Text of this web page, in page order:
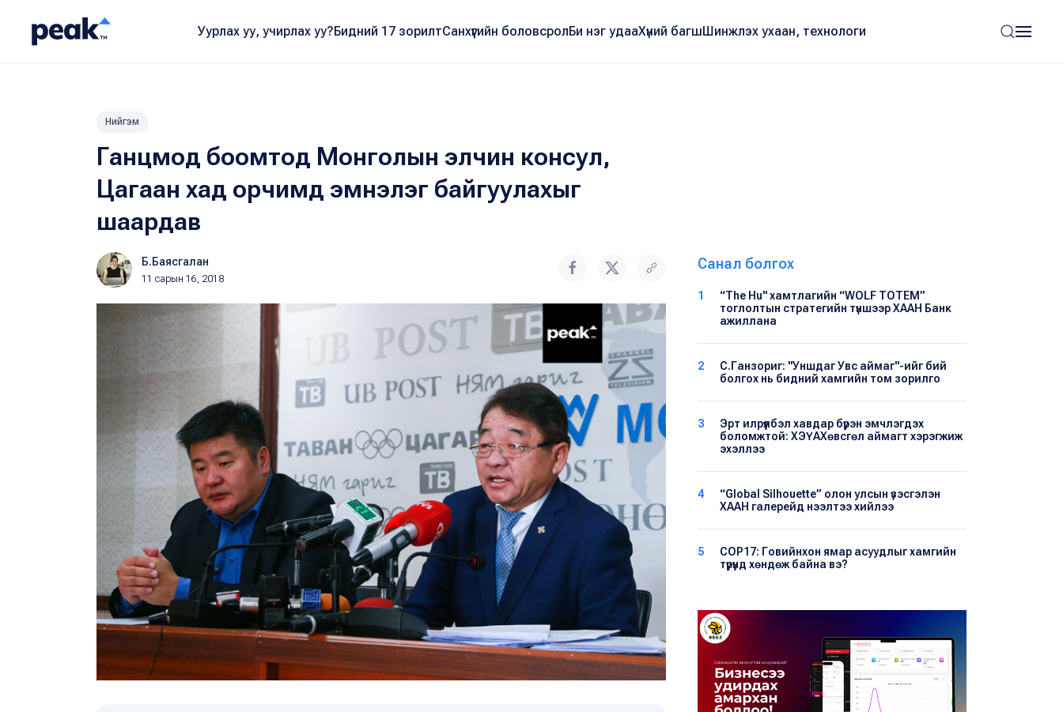
Уурлах уу, учирлах уу?Бидний 17 зорилтСанхүүгийн боловсролБи нэг удааХүний багшШинжлэх ухаан, технологи
Нийгэм
Ганцмод боомтод Монголын элчин консул,
Цагаан хад орчимд эмнэлэг байгуулахыг
шаардав
Б.Баясгалан
11 сарын 16, 2018
Санал болгох
1
“The Hu" хамтлагийн “WOLF TOTEM”
тоглолтын стратегийн түншээр ХААН Банк
ажиллана
2
С.Ганзориг: "Уншдаг Увс аймаг"-ийг бий
болгох нь бидний хамгийн том зорилго
3
Эрт илрүүлбэл хавдар бүрэн эмчлэгдэх
боломжтой: ХЭҮА​Хөвсгөл аймагт хэрэгжиж
эхэллээ
4
“Global Silhouette” олон улсын үзэсгэлэн
ХААН галерейд нээлтээ хийлээ
5
COP17: Говийнхон ямар асуудлыг хамгийн
түрүүнд хөндөж байна вэ?